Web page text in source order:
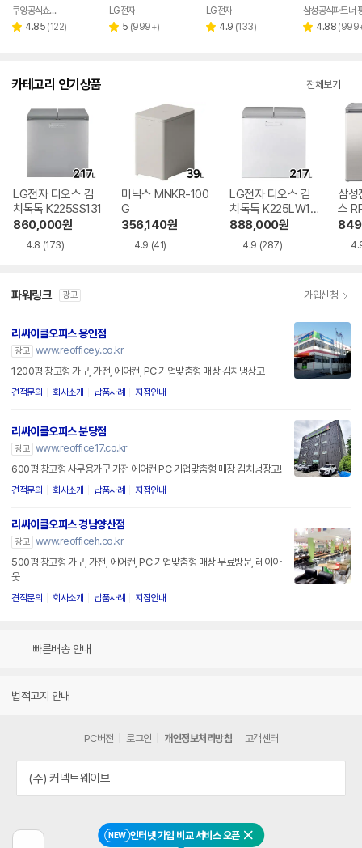
NEW 인터넷 가입 비교 서비스 오픈 닫기
페이
쿠잉공식쇼핑몰
별 4.85 리
(122)
LG전자
별 5 리
(999+)
LG전자
별 4.9 리
(133)
별 4.88 리
(
카테고리 인기상품 전체보기
LG전자 디오스 김
치톡톡 K225SS131
860,000원
4.8 (173)
미닉스 MNKR-100
G
356,140원
4.9 (41)
LG전자 디오스 김
치톡톡 K225LW12
1
888,000원
4.9 (287)
삼성
스
파워링크 광고 가입신청
리싸이클오피스 용인점
광고 www.reofficey.co.kr
1200평 창고형 가구, 가전, 에어컨, PC 기업맞춤형 매장 김치냉장고
견적문의 회사소개 납품사례 지점안내
리싸이클오피스 분당점
광고 www.reoffice17.co.kr
600평 창고형 사무용가구 가전 에어컨 PC 기업맞춤형 매장 김치냉장고!
견적문의 회사소개 납품사례 지점안내
리싸이클오피스 경남양산점
광고 www.reofficeh.co.kr
500평 창고형 가구, 가전, 에어컨, PC 기업맞춤형 매장 무료방문, 레이아
웃
견적문의 회사소개 납품사례 지점안내
빠른배송 안내
법적고지 안내
PC버전 로그인 개인정보처리방침 고객센터
(주) 커넥트웨이브